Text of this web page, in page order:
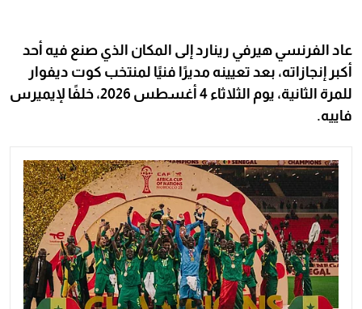
عاد الفرنسي هيرفي رينارد إلى المكان الذي صنع فيه أحد
أكبر إنجازاته، بعد تعيينه مديرًا فنيًا لمنتخب كوت ديفوار
للمرة الثانية، يوم الثلاثاء 4 أغسطس 2026، خلفًا لإيميرس
فاييه.